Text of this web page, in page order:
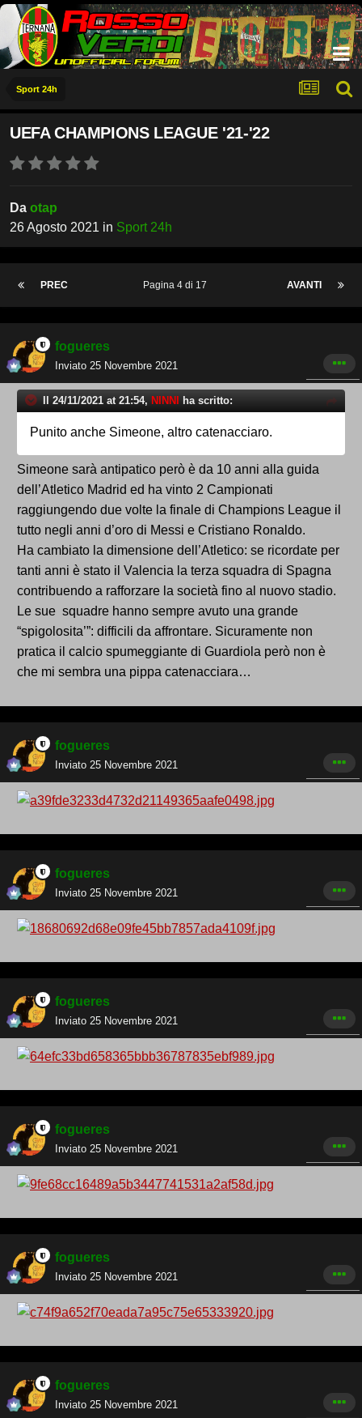
Sport 24h
UEFA CHAMPIONS LEAGUE '21-'22
Da otap
26 Agosto 2021 in Sport 24h
PREC AVANTI
Pagina 4 di 17
fogueres
Inviato 25 Novembre 2021
Il 24/11/2021 at 21:54, NINNI ha scritto:
Punito anche Simeone, altro catenacciaro.
Simeone sarà antipatico però è da 10 anni alla guida
dell’Atletico Madrid ed ha vinto 2 Campionati
raggiungendo due volte la finale di Champions League il
tutto negli anni d’oro di Messi e Cristiano Ronaldo.
Ha cambiato la dimensione dell’Atletico: se ricordate per
tanti anni è stato il Valencia la terza squadra di Spagna
contribuendo a rafforzare la società fino al nuovo stadio.
Le sue squadre hanno sempre avuto una grande
“spigolosita’”: difficili da affrontare. Sicuramente non
pratica il calcio spumeggiante di Guardiola però non è
che mi sembra una pippa catenacciara…
fogueres
Inviato 25 Novembre 2021
fogueres
Inviato 25 Novembre 2021
fogueres
Inviato 25 Novembre 2021
fogueres
Inviato 25 Novembre 2021
fogueres
Inviato 25 Novembre 2021
fogueres
Inviato 25 Novembre 2021